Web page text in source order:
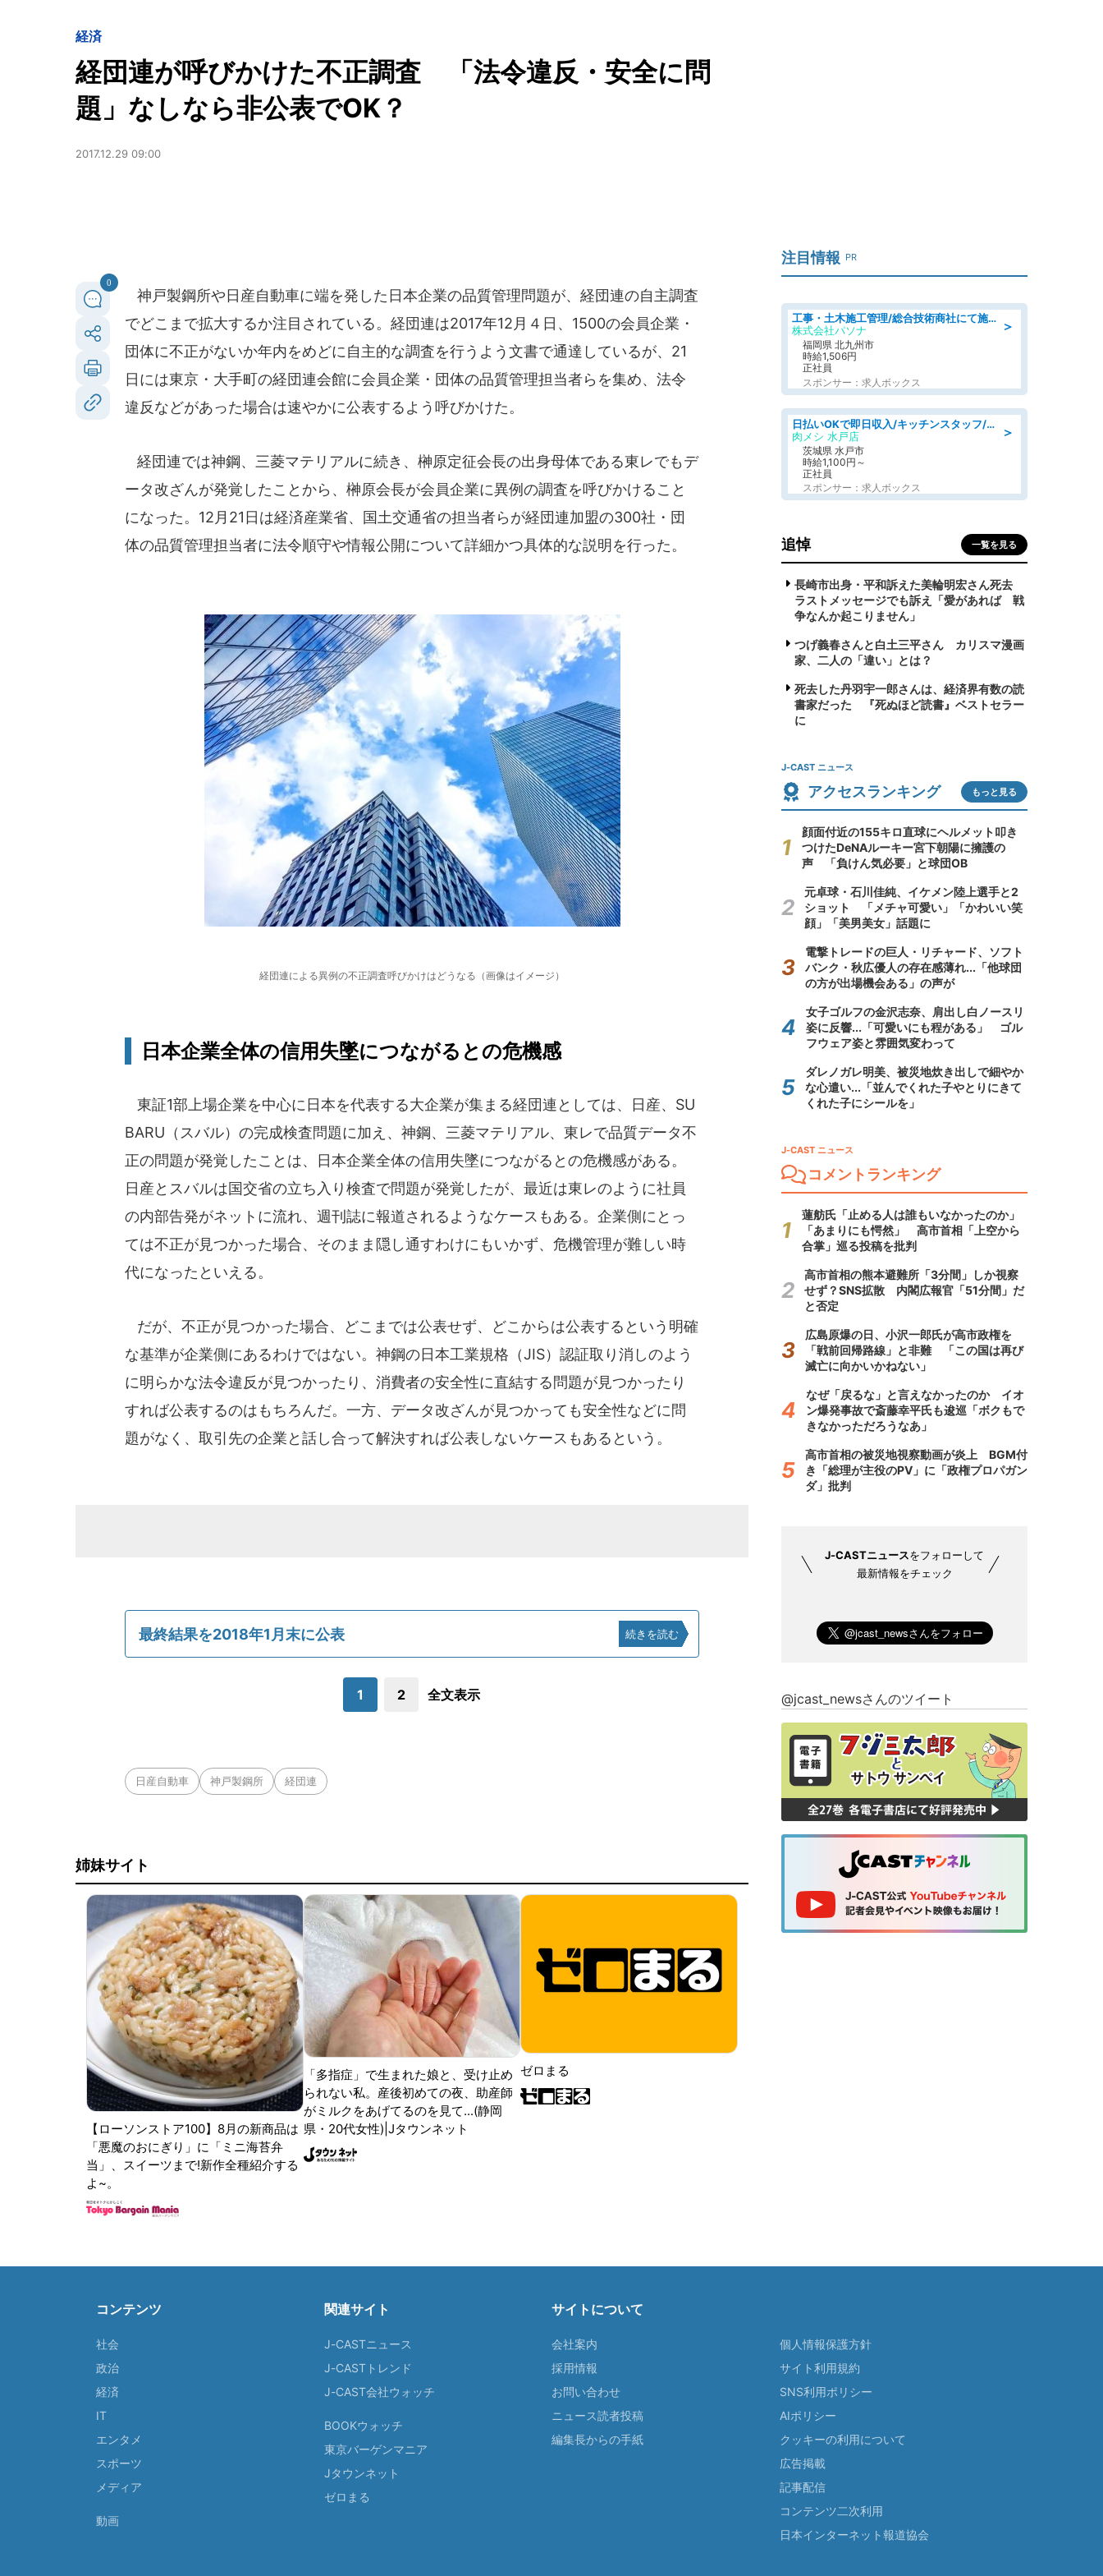
経済
経団連が呼びかけた不正調査 「法令違反・安全に問
題」なしなら非公表でOK？
2017.12.29 09:00
0
神戸製鋼所や日産自動車に端を発した日本企業の品質管理問題が、経団連の自主調査
でどこまで拡大するか注目されている。経団連は2017年12月４日、1500の会員企業・
団体に不正がないか年内をめどに自主的な調査を行うよう文書で通達しているが、21
日には東京・大手町の経団連会館に会員企業・団体の品質管理担当者らを集め、法令
違反などがあった場合は速やかに公表するよう呼びかけた。
経団連では神鋼、三菱マテリアルに続き、榊原定征会長の出身母体である東レでもデ
ータ改ざんが発覚したことから、榊原会長が会員企業に異例の調査を呼びかけること
になった。12月21日は経済産業省、国土交通省の担当者らが経団連加盟の300社・団
体の品質管理担当者に法令順守や情報公開について詳細かつ具体的な説明を行った。
経団連による異例の不正調査呼びかけはどうなる（画像はイメージ）
日本企業全体の信用失墜につながるとの危機感
東証1部上場企業を中心に日本を代表する大企業が集まる経団連としては、日産、SU
BARU（スバル）の完成検査問題に加え、神鋼、三菱マテリアル、東レで品質データ不
正の問題が発覚したことは、日本企業全体の信用失墜につながるとの危機感がある。
日産とスバルは国交省の立ち入り検査で問題が発覚したが、最近は東レのように社員
の内部告発がネットに流れ、週刊誌に報道されるようなケースもある。企業側にとっ
ては不正が見つかった場合、そのまま隠し通すわけにもいかず、危機管理が難しい時
代になったといえる。
だが、不正が見つかった場合、どこまでは公表せず、どこからは公表するという明確
な基準が企業側にあるわけではない。神鋼の日本工業規格（JIS）認証取り消しのよう
に明らかな法令違反が見つかったり、消費者の安全性に直結する問題が見つかったり
すれば公表するのはもちろんだ。一方、データ改ざんが見つかっても安全性などに問
題がなく、取引先の企業と話し合って解決すれば公表しないケースもあるという。
最終結果を2018年1月末に公表 続きを読む
1 2 全文表示
日産自動車 神戸製鋼所 経団連
姉妹サイト
【ローソンストア100】8月の新商品は
「悪魔のおにぎり」に「ミニ海苔弁
当」、スイーツまで!新作全種紹介する
よ~。
「多指症」で生まれた娘と、受け止め
られない私。産後初めての夜、助産師
がミルクをあげてるのを見て...(静岡
県・20代女性)|Jタウンネット
ゼロまる
注目情報 PR
＞
工事・土木施工管理/総合技術商社にて施工管理のお仕事/即日勤務可/車通勤可/工事・土木施工管理/生産・品質管理
株式会社パソナ
福岡県 北九州市
時給1,506円
正社員
スポンサー：求人ボックス
＞
日払いOKで即日収入/キッチンスタッフ/「原付免許必須」デリバリー業務など、自己成長可能な幅広い仕事に挑戦!髪型自由&ピアス・ネイルOK/茨城県/水戸市
肉メシ 水戸店
茨城県 水戸市
時給1,100円～
正社員
スポンサー：求人ボックス
追悼 一覧を見る
長崎市出身・平和訴えた美輪明宏さん死去
ラストメッセージでも訴え「愛があれば 戦
争なんか起こりません」
つげ義春さんと白土三平さん カリスマ漫画
家、二人の「違い」とは？
死去した丹羽宇一郎さんは、経済界有数の読
書家だった 『死ぬほど読書』ベストセラー
に
J-CAST ニュース
アクセスランキング もっと見る
顔面付近の155キロ直球にヘルメット叩き
つけたDeNAルーキー宮下朝陽に擁護の
声 「負けん気必要」と球団OB
元卓球・石川佳純、イケメン陸上選手と2
ショット 「メチャ可愛い」「かわいい笑
顔」「美男美女」話題に
電撃トレードの巨人・リチャード、ソフト
バンク・秋広優人の存在感薄れ...「他球団
の方が出場機会ある」の声が
女子ゴルフの金沢志奈、肩出し白ノースリ
姿に反響...「可愛いにも程がある」 ゴル
フウェア姿と雰囲気変わって
ダレノガレ明美、被災地炊き出しで細やか
な心遣い...「並んでくれた子やとりにきて
くれた子にシールを」
J-CAST ニュース
コメントランキング
蓮舫氏「止める人は誰もいなかったのか」
「あまりにも愕然」 高市首相「上空から
合掌」巡る投稿を批判
高市首相の熊本避難所「3分間」しか視察
せず？SNS拡散 内閣広報官「51分間」だ
と否定
広島原爆の日、小沢一郎氏が高市政権を
「戦前回帰路線」と非難 「この国は再び
滅亡に向かいかねない」
なぜ「戻るな」と言えなかったのか イオ
ン爆発事故で斎藤幸平氏も逡巡「ボクもで
きなかっただろうなあ」
高市首相の被災地視察動画が炎上 BGM付
き「総理が主役のPV」に「政権プロパガン
ダ」批判
J-CASTニュースをフォローして
最新情報をチェック
@jcast_newsさんのツイート
コンテンツ
社会
政治
経済
IT
エンタメ
スポーツ
メディア
動画
関連サイト
J-CASTニュース
J-CASTトレンド
J-CAST会社ウォッチ
BOOKウォッチ
東京バーゲンマニア
Jタウンネット
ゼロまる
サイトについて
会社案内
採用情報
お問い合わせ
ニュース読者投稿
編集長からの手紙
個人情報保護方針
サイト利用規約
SNS利用ポリシー
AIポリシー
クッキーの利用について
広告掲載
記事配信
コンテンツ二次利用
日本インターネット報道協会